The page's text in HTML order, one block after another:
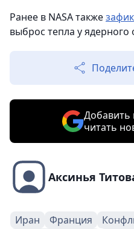
Ранее в NASA также
выброс тепла у ядерного
Добавить
читать
Аксинья
Иран Франция